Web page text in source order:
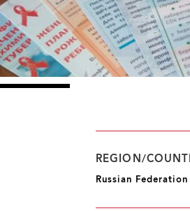
REGION/
Russian Federation